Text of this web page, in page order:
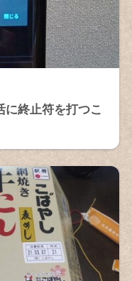
に終止符を打つこ